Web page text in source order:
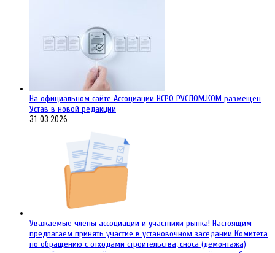
На официальном сайте Ассоциации НСРО РУСЛОМ.КОM размещен
Устав в новой редакции
31.03.2026
Уважаемые члены ассоциации и участники рынка! Настоящим
предлагаем принять участие в установочном заседании Комитета
по обращению с отходами строительства, сноса (демонтажа)